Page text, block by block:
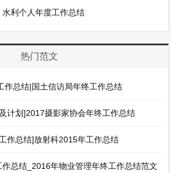
水利个人年度工作总结
热门范文
作总结|国土信访局年终工作总结
计划]2017摄影家协会年终工作总结
作总结]放射科2015年工作总结
总结_2016年物业管理年终工作总结范文